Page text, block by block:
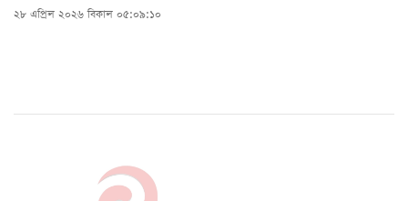
২৮ এপ্রিল ২০২৬ বিকাল ০৫:০৯:১০